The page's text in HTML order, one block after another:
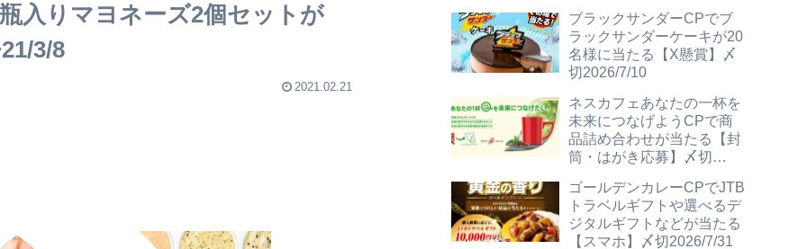
入りマヨネーズ2個セットが
3/8
2021.02.21
ブラックサンダーCPでブ
ラックサンダーケーキが20
名様に当たる【X懸賞】〆
切2026/7/10
ネスカフェあなたの一杯を
未来につなげようCPで商
品詰め合わせが当たる【封
筒・はがき応募】〆切
ゴールデンカレーCPでJTB
トラベルギフトや選べるデ
ジタルギフトなどが当たる
【スマホ】〆切2026/7/31